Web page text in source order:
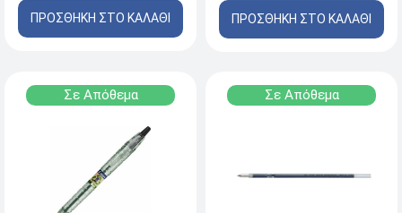
ΠΡΟΣΘΗΚΗ ΣΤΟ ΚΑΛΑΘΙ ΠΡΟΣΘΗΚΗ ΣΤΟ ΚΑΛΑΘΙ
Σε Απόθεμα Σε Απόθεμα